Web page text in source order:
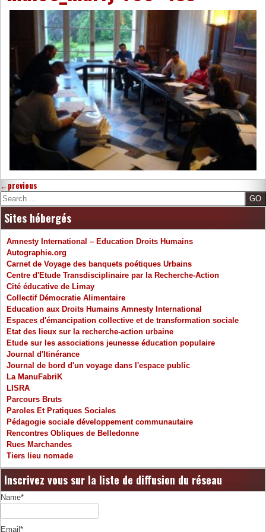
←previous
Search
Sites hébergés
Amnesty International – Education Droits Humains
Autographie.org
Carnet de Voyage des banquets poétiques Urbains
Centre d'Etude Transdisciplinaire par la Recherche-Action
Cité éducative de Limay
Collectif Démocratie Alimentaire
Education aux Droits Humains Amnesty International
Espaces d'émancipation collective et de transformation sociale
Etat des lieux sur la recherche-action urbaine
Etude sur les associations jeunesse éducation populaire
Journal d'Itinérance
Journal de bord d'un voyage dans l'espace public
La ManuFabriK
LISRA
Parcours Bruts
Paroles Et Pratiques Sociales
Pédagogie sociale développement communautaire
Rencontres Obliques de Belledonne
Rues Marchandes
Tiers lieu nomade
Inscrivez vous sur la liste de diffusion du réseau
Name*
Email*